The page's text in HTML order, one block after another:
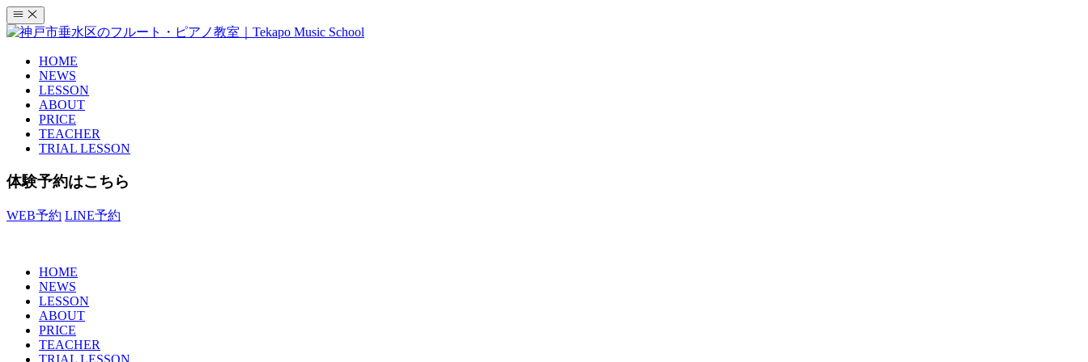
コ
ン
HOME
NEWS
LESSON
ABOUT
PRICE
TEACHER
TRIAL LESSON
体験予約はこちら
WEB予約 LINE予約
HOME
NEWS
LESSON
ABOUT
PRICE
TEACHER
TRIAL LESSON